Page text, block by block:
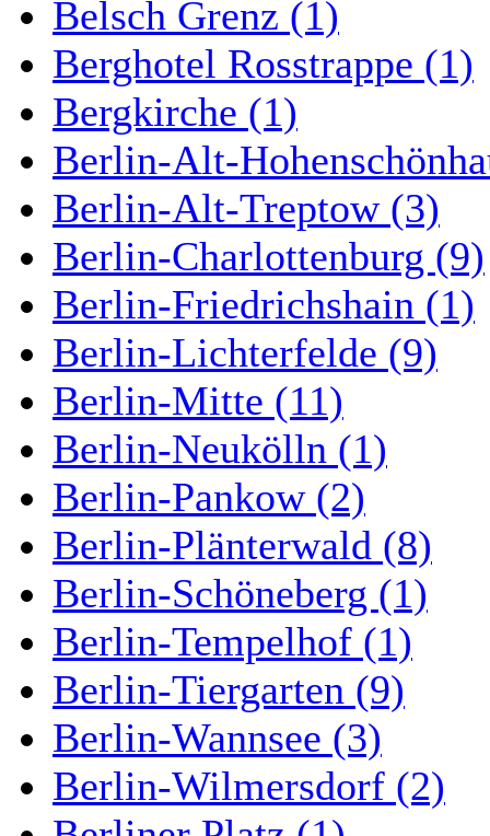
Belsch Grenz (1)
Berghotel Rosstrappe (1)
Bergkirche (1)
Berlin-Alt-
Berlin-Alt-Treptow (3)
Berlin-Charlottenburg (9)
Berlin-Friedrichshain (1)
Berlin-Lichterfelde (9)
Berlin-Mitte (11)
Berlin-Neukölln (1)
Berlin-Pankow (2)
Berlin-Plänterwald (8)
Berlin-Schöneberg (1)
Berlin-Tempelhof (1)
Berlin-Tiergarten (9)
Berlin-Wannsee (3)
Berlin-Wilmersdorf (2)